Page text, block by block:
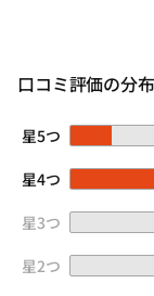
口コミ評価の分布
星5つ
星4つ
星3つ
星2つ